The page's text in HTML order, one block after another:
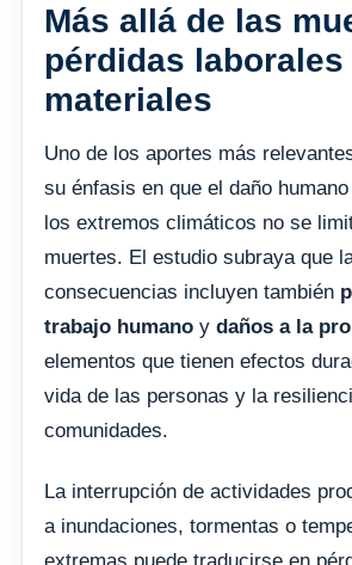
Más allá de las
pérdidas laborales
materiales
Uno de los aportes más
su énfasis en que el daño
los extremos climáticos no se
muertes. El estudio subraya que
consecuencias incluyen también
trabajo humano y daños a la
elementos que tienen efectos
vida de las personas y la
comunidades.
La interrupción de actividades
a inundaciones, tormentas o